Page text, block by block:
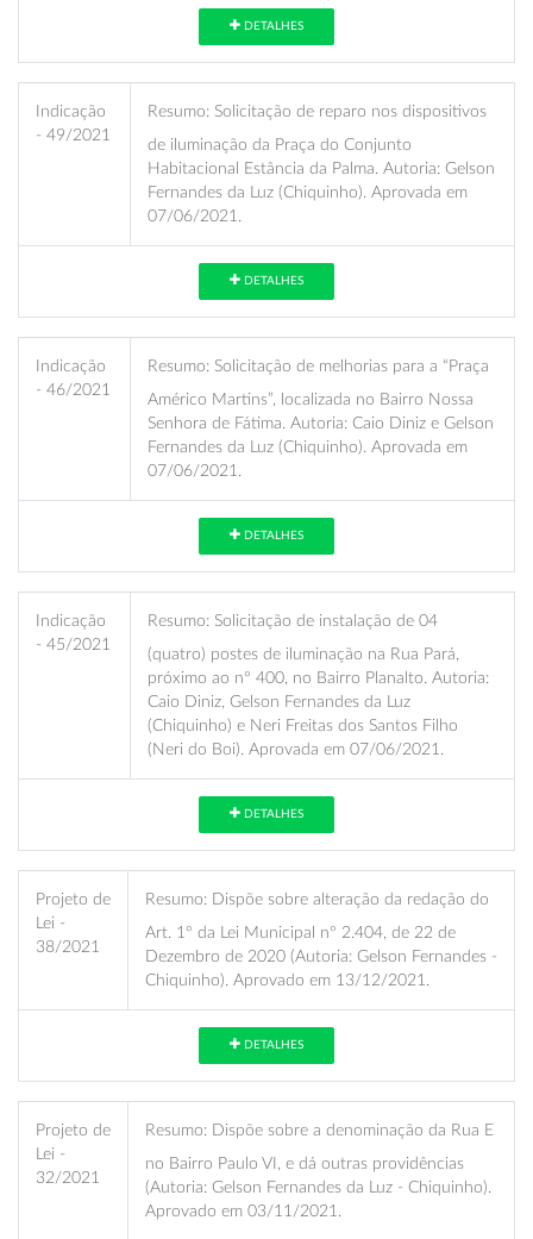
DETALHES
Indicação
- 49/2021
Resumo: Solicitação de reparo nos dispositivos
de iluminação da Praça do Conjunto
Habitacional Estância da Palma. Autoria: Gelson
Fernandes da Luz (Chiquinho). Aprovada em
07/06/2021.
DETALHES
Indicação
- 46/2021
Resumo: Solicitação de melhorias para a “Praça
Américo Martins”, localizada no Bairro Nossa
Senhora de Fátima. Autoria: Caio Diniz e Gelson
Fernandes da Luz (Chiquinho). Aprovada em
07/06/2021.
DETALHES
Indicação
- 45/2021
Resumo: Solicitação de instalação de 04
(quatro) postes de iluminação na Rua Pará,
próximo ao nº 400, no Bairro Planalto. Autoria:
Caio Diniz, Gelson Fernandes da Luz
(Chiquinho) e Neri Freitas dos Santos Filho
(Neri do Boi). Aprovada em 07/06/2021.
DETALHES
Projeto de
Lei -
38/2021
Resumo: Dispõe sobre alteração da redação do
Art. 1º da Lei Municipal nº 2.404, de 22 de
Dezembro de 2020 (Autoria: Gelson Fernandes -
Chiquinho). Aprovado em 13/12/2021.
DETALHES
Projeto de
Lei -
32/2021
Resumo: Dispõe sobre a denominação da Rua E
no Bairro Paulo VI, e dá outras providências
(Autoria: Gelson Fernandes da Luz - Chiquinho).
Aprovado em 03/11/2021.